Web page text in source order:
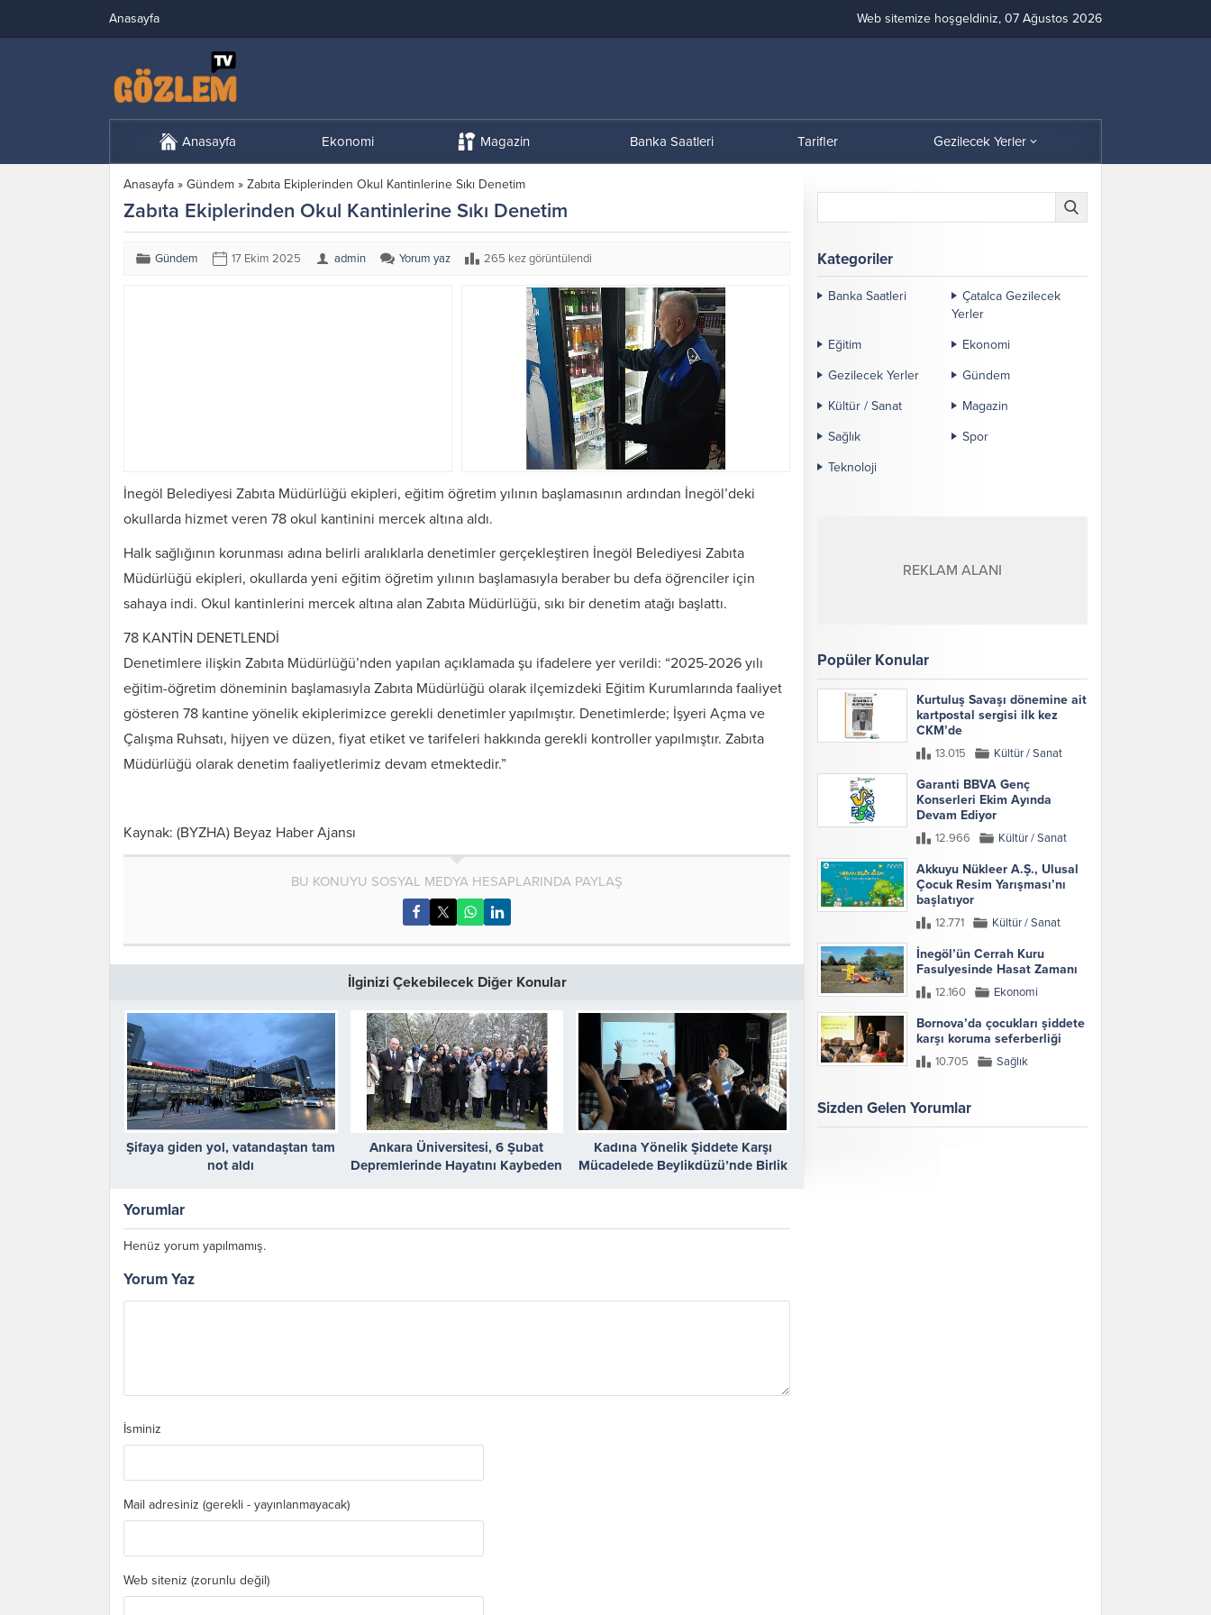
Anasayfa Web sitemize hoşgeldiniz, 07 Ağustos 2026
Anasayfa Ekonomi Magazin Banka Saatleri Tarifler Gezilecek Yerler
Anasayfa » Gündem » Zabıta Ekiplerinden Okul Kantinlerine Sıkı Denetim
Zabıta Ekiplerinden Okul Kantinlerine Sıkı Denetim
Gündem 17 Ekim 2025 admin Yorum yaz 265 kez görüntülendi
İnegöl Belediyesi Zabıta Müdürlüğü ekipleri, eğitim öğretim yılının başlamasının ardından İnegöl’deki
okullarda hizmet veren 78 okul kantinini mercek altına aldı.
Halk sağlığının korunması adına belirli aralıklarla denetimler gerçekleştiren İnegöl Belediyesi Zabıta
Müdürlüğü ekipleri, okullarda yeni eğitim öğretim yılının başlamasıyla beraber bu defa öğrenciler için
sahaya indi. Okul kantinlerini mercek altına alan Zabıta Müdürlüğü, sıkı bir denetim atağı başlattı.
78 KANTİN DENETLENDİ
Denetimlere ilişkin Zabıta Müdürlüğü’nden yapılan açıklamada şu ifadelere yer verildi: “2025-2026 yılı
eğitim-öğretim döneminin başlamasıyla Zabıta Müdürlüğü olarak ilçemizdeki Eğitim Kurumlarında faaliyet
gösteren 78 kantine yönelik ekiplerimizce gerekli denetimler yapılmıştır. Denetimlerde; İşyeri Açma ve
Çalışma Ruhsatı, hijyen ve düzen, fiyat etiket ve tarifeleri hakkında gerekli kontroller yapılmıştır. Zabıta
Müdürlüğü olarak denetim faaliyetlerimiz devam etmektedir.”
Kaynak: (BYZHA) Beyaz Haber Ajansı
BU KONUYU SOSYAL MEDYA HESAPLARINDA PAYLAŞ
İlginizi Çekebilecek Diğer Konular
Şifaya giden yol, vatandaştan tam
not aldı
Ankara Üniversitesi, 6 Şubat
Depremlerinde Hayatını Kaybeden
Kadına Yönelik Şiddete Karşı
Mücadelede Beylikdüzü’nde Birlik
Yorumlar
Henüz yorum yapılmamış.
Yorum Yaz
İsminiz
Mail adresiniz (gerekli - yayınlanmayacak)
Web siteniz (zorunlu değil)
Kategoriler
Banka Saatleri
Çatalca Gezilecek
Yerler
Eğitim
Ekonomi
Gezilecek Yerler
Gündem
Kültür / Sanat
Magazin
Sağlık
Spor
Teknoloji
REKLAM ALANI
Popüler Konular
Kurtuluş Savaşı dönemine ait
kartpostal sergisi ilk kez
CKM’de
13.015 Kültür / Sanat
Garanti BBVA Genç
Konserleri Ekim Ayında
Devam Ediyor
12.966 Kültür / Sanat
Akkuyu Nükleer A.Ş., Ulusal
Çocuk Resim Yarışması’nı
başlatıyor
12.771 Kültür / Sanat
İnegöl’ün Cerrah Kuru
Fasulyesinde Hasat Zamanı
12.160 Ekonomi
Bornova’da çocukları şiddete
karşı koruma seferberliği
10.705 Sağlık
Sizden Gelen Yorumlar